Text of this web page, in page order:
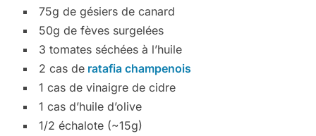
75g de gésiers de canard
50g de fèves surgelées
3 tomates séchées à l’huile
2 cas deratafia champenois
1 cas de vinaigre de cidre
1 cas d’huile d’olive
1/2 échalote (~15g)